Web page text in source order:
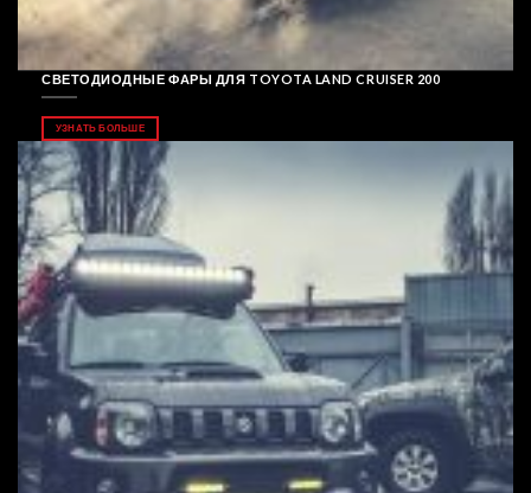
СВЕТОДИОДНЫЕ ФАРЫ ДЛЯ TOYOTA LAND CRUISER 200
УЗНАТЬ БОЛЬШЕ